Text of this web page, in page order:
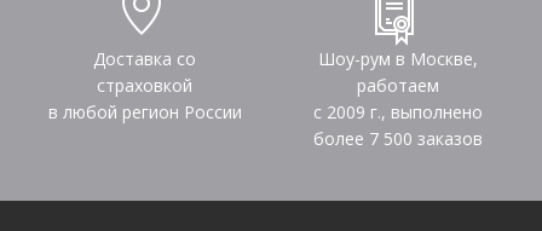
Доставка со
страховкой
в любой регион России
Шоу-рум в Москве,
работаем
с 2009 г., выполнено
более 7 500 заказов